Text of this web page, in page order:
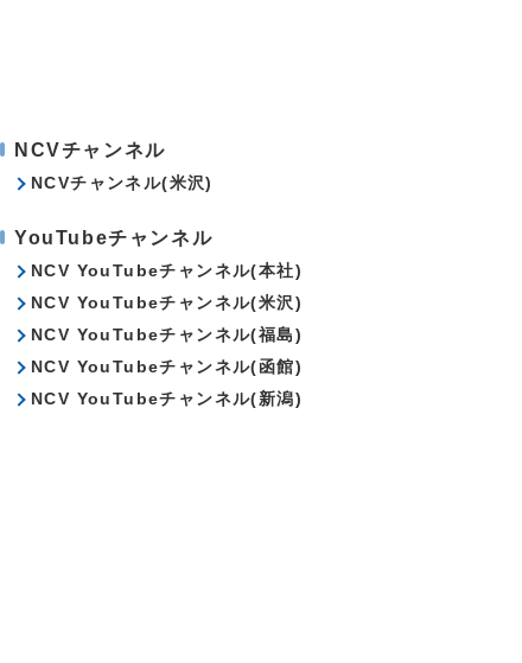
NCVチャンネル
NCVチャンネル(米沢)
YouTubeチャンネル
NCV YouTubeチャンネル(本社)
NCV YouTubeチャンネル(米沢)
NCV YouTubeチャンネル(福島)
NCV YouTubeチャンネル(函館)
NCV YouTubeチャンネル(新潟)